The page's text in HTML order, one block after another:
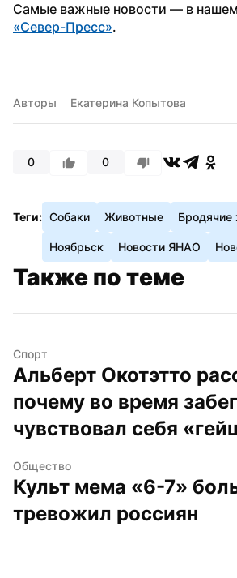
«Север-Пресс».
Авторы Екатерина Копытова
0 0
Теги: Собаки Животные
Ноябрьск Новости ЯНАО
Также по теме
Спорт
Альберт Окотэтто
почему во время
чувствовал себя
Общество
Культ мема «6-7»
тревожил россиян